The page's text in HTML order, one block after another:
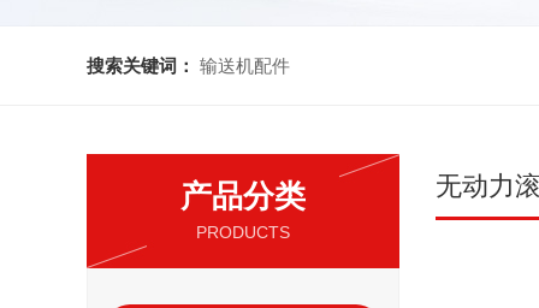
搜索关键词： 输送机配件
产品分类
PRODUCTS
无动力